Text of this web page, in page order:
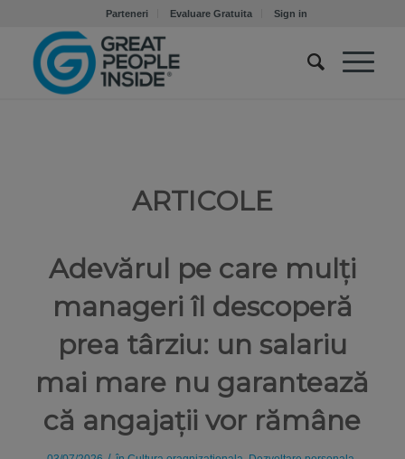
Parteneri Evaluare Gratuita Sign in
ARTICOLE
Adevărul pe care mulți
manageri îl descoperă
prea târziu: un salariu
mai mare nu garantează
că angajații vor rămâne